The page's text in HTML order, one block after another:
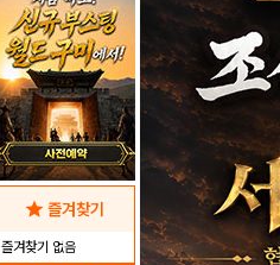
star 즐겨찾기
즐겨찾기 없음